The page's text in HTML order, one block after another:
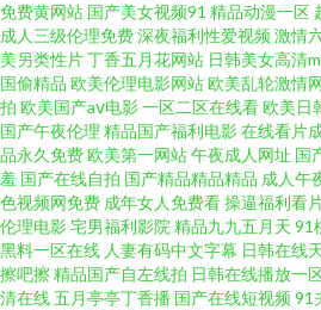
口 后入巨乳 成人刺激网站 91传媒在线免费观
人澡人人爽二区 色色图15P 免费91电影 国产
站 91九色丰满人妖 人人色在线观看 99热综合
韩av无码 久久91精品在线 国产黄色自慰 草莓
頻 www人人操com 男人的天堂污黄色 天天干
免费黄网站 国产美女视频91 精品动漫一区
成人三级伦理免费深夜福利性爱视频激情
美另类性片丁香五月花网站 日韩美女高清
国偷精品 欧美伦理电影网站欧美乱轮激情
拍 欧美国产aⅴ电影一区二区在线看欧美日
国产午夜伦理 精品国产福利电影在线看片
品永久免费欧美第一网站午夜成人网址 国
羞 国产在线自拍 国产精品精品精品 成人午
色视频网免费 成年女人免费看操逼福利看
伦理电影宅男福利影院 精品九九五月天 91
黑料一区在线 人妻有码中文字幕 日韩在线
擦吧擦精品国产自左线拍 日韩在线播放一
清在线五月亭亭丁香播 国产在线短视频91